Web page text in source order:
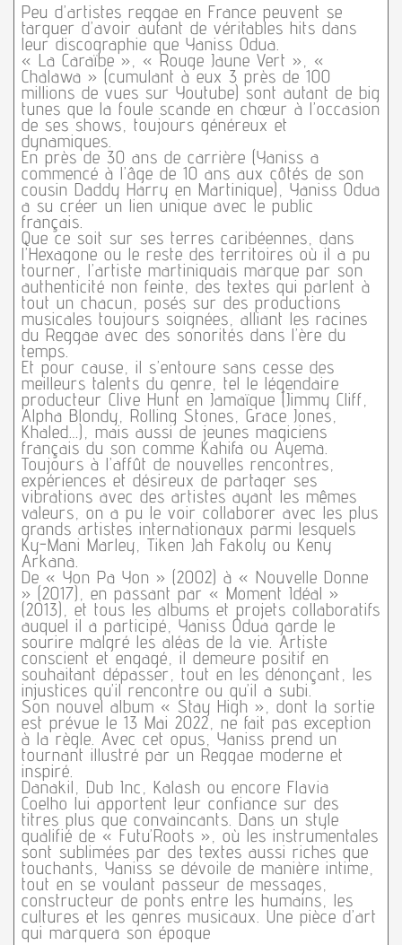
Peu d’artistes reggae en France peuvent se
targuer d’avoir autant de véritables hits dans
leur discographie que Yaniss Odua.
« La Caraïbe », « Rouge Jaune Vert », «
Chalawa » (cumulant à eux 3 près de 100
millions de vues sur Youtube) sont autant de big
tunes que la foule scande en chœur à l’occasion
de ses shows, toujours généreux et
dynamiques.
En près de 30 ans de carrière (Yaniss a
commencé à l’âge de 10 ans aux côtés de son
cousin Daddy Harry en Martinique), Yaniss Odua
a su créer un lien unique avec le public
français.
Que ce soit sur ses terres caribéennes, dans
l’Hexagone ou le reste des territoires où il a pu
tourner, l’artiste martiniquais marque par son
authenticité non feinte, des textes qui parlent à
tout un chacun, posés sur des productions
musicales toujours soignées, alliant les racines
du Reggae avec des sonorités dans l’ère du
temps.
Et pour cause, il s’entoure sans cesse des
meilleurs talents du genre, tel le légendaire
producteur Clive Hunt en Jamaïque (Jimmy Cliff,
Alpha Blondy, Rolling Stones, Grace Jones,
Khaled…), mais aussi de jeunes magiciens
français du son comme Kahifa ou Ayema.
Toujours à l’affût de nouvelles rencontres,
expériences et désireux de partager ses
vibrations avec des artistes ayant les mêmes
valeurs, on a pu le voir collaborer avec les plus
grands artistes internationaux parmi lesquels
Ky-Mani Marley, Tiken Jah Fakoly ou Keny
Arkana.
De « Yon Pa Yon » (2002) à « Nouvelle Donne
» (2017), en passant par « Moment Idéal »
(2013), et tous les albums et projets collaboratifs
auquel il a participé, Yaniss Odua garde le
sourire malgré les aléas de la vie. Artiste
conscient et engagé, il demeure positif en
souhaitant dépasser, tout en les dénonçant, les
injustices qu’il rencontre ou qu’il a subi.
Son nouvel album « Stay High », dont la sortie
est prévue le 13 Mai 2022, ne fait pas exception
à la règle. Avec cet opus, Yaniss prend un
tournant illustré par un Reggae moderne et
inspiré.
Danakil, Dub Inc, Kalash ou encore Flavia
Coelho lui apportent leur confiance sur des
titres plus que convaincants. Dans un style
qualifié de « Futu’Roots », où les instrumentales
sont sublimées par des textes aussi riches que
touchants, Yaniss se dévoile de manière intime,
tout en se voulant passeur de messages,
constructeur de ponts entre les humains, les
cultures et les genres musicaux. Une pièce d’art
qui marquera son époque